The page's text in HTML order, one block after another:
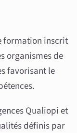
formation inscrit
organismes de
favorisant le
Qualiopi et
définis par